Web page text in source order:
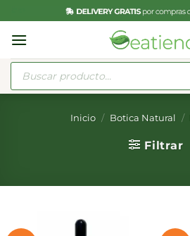
al
contenido
Búsqueda
Inicio / Botica Natural /
Filtrar